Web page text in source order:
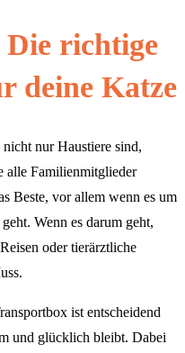
richtige
deine Katze
nur Haustiere sind,
alle Familienmitglieder
Beste, vor allem wenn es um
Wenn es darum geht,
oder tierärztliche
ist entscheidend
und glücklich bleibt. Dabei